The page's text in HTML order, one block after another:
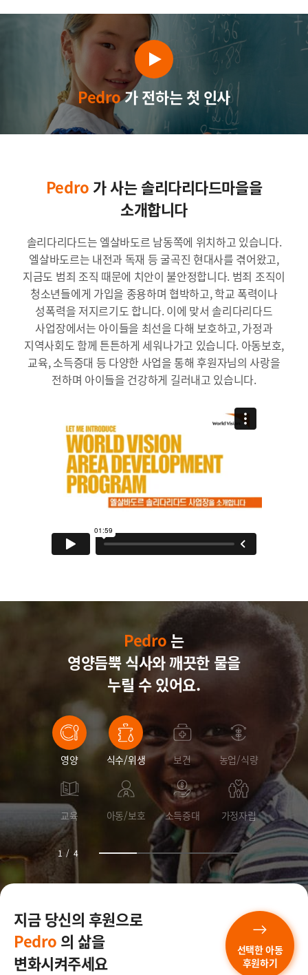
Pedro가 전하는 첫 인사
Pedro 가 사는 솔리다리다드마을을
소개합니다
솔리다리다드는 엘살바도르 남동쪽에 위치하고 있습니다.
엘살바도르는 내전과 독재 등 굴곡진 현대사를 겪어왔고,
지금도 범죄 조직 때문에 치안이 불안정합니다. 범죄 조직이
청소년들에게 가입을 종용하며 협박하고, 학교 폭력이나
성폭력을 저지르기도 합니다. 이에 맞서 솔리다리다드
사업장에서는 아이들을 최선을 다해 보호하고, 가정과
지역사회도 함께 튼튼하게 세워나가고 있습니다. 아동보호,
교육, 소득증대 등 다양한 사업을 통해 후원자님의 사랑을
전하며 아이들을 건강하게 길러내고 있습니다.
Pedro 는
영양듬뿍 식사와깨끗한 물을
누릴 수 있어요.
Pedro
Pedro
Pedro
영양 식수/위생 보건 농업/식량
교육 아동/보호 소득증대 가정자립
1 / 4
지금 당신의 후원으로
Pedro 의 삶을
변화시켜주세요
선택한 아동
후원하기